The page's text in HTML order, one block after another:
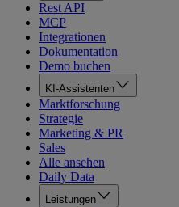
Rest API
MCP
Integrationen
Dokumentation
Demo buchen
KI-Assistenten
Marktforschung
Strategie
Marketing & PR
Sales
Alle ansehen
Daily Data
Leistungen